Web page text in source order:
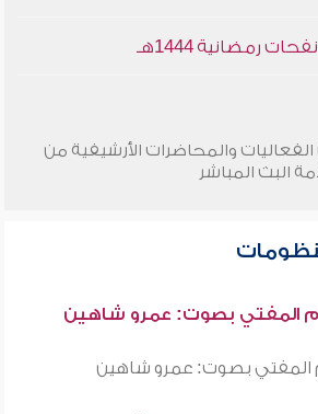
رمضانية 1444هـ
والمحاضرات الأرشيفية من
البث المباشر
المفتي بصوت: عمرو شاهين
بصوت: عمرو شاهين